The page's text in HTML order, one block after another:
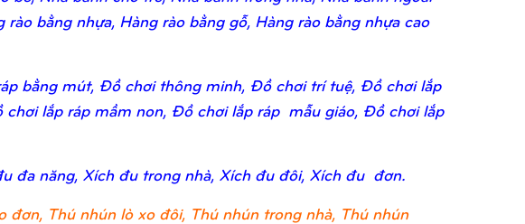
bằng nhựa, Hàng rào bằng gỗ, Hàng rào bằng nhựa cao
bằng mút, Đồ chơi thông minh, Đồ chơi trí tuệ, Đồ chơi lắp
lắp ráp mầm non, Đồ chơi lắp ráp mẫu giáo, Đồ chơi lắp
đa năng, Xích đu trong nhà, Xích đu đôi, Xích đu đơn.
đơn, Thú nhún lò xo đôi, Thú nhún trong nhà, Thú nhún